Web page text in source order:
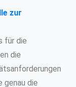
zur
für die
die
genau die